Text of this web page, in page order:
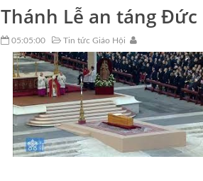
Thánh Lễ an táng Đức
05:05:00 Tin tức Giáo Hội